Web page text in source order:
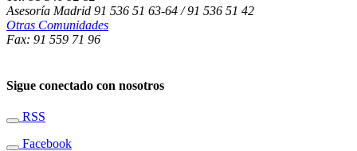
Asesoría Madrid 91 536 51 63-64 / 91 536 51 42
Otras Comunidades
Fax: 91 559 71 96
Sigue conectado con nosotros
RSS
Facebook